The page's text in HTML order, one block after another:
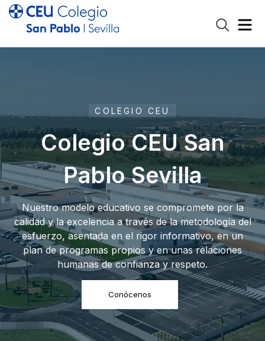
COLEGIO CEU
Colegio CEU San
Pablo Sevilla
Nuestro modelo educativo se compromete por la
calidad y la excelencia a través de la metodología del
esfuerzo, asentada en el rigor informativo, en un
plan de programas propios y en unas relaciones
humanas de confianza y respeto.
Conócenos